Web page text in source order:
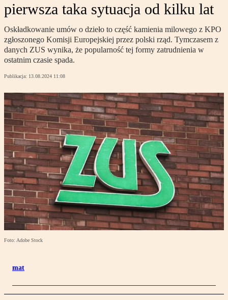
pierwsza taka sytuacja od kilku lat
Oskładkowanie umów o dzieło to część kamienia milowego z KPO
zgłoszonego Komisji Europejskiej przez polski rząd. Tymczasem z
danych ZUS wynika, że popularność tej formy zatrudnienia w
ostatnim czasie spada.
Publikacja: 13.08.2024 11:08
Foto: Adobe Stock
mat